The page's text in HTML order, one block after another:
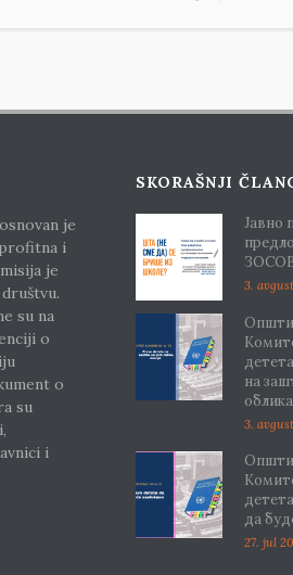
je
i
je
su na
o
o
su
i
SKORAŠNJI
Јавно
3.
Општи
на
3.
Општи
да
27. jul